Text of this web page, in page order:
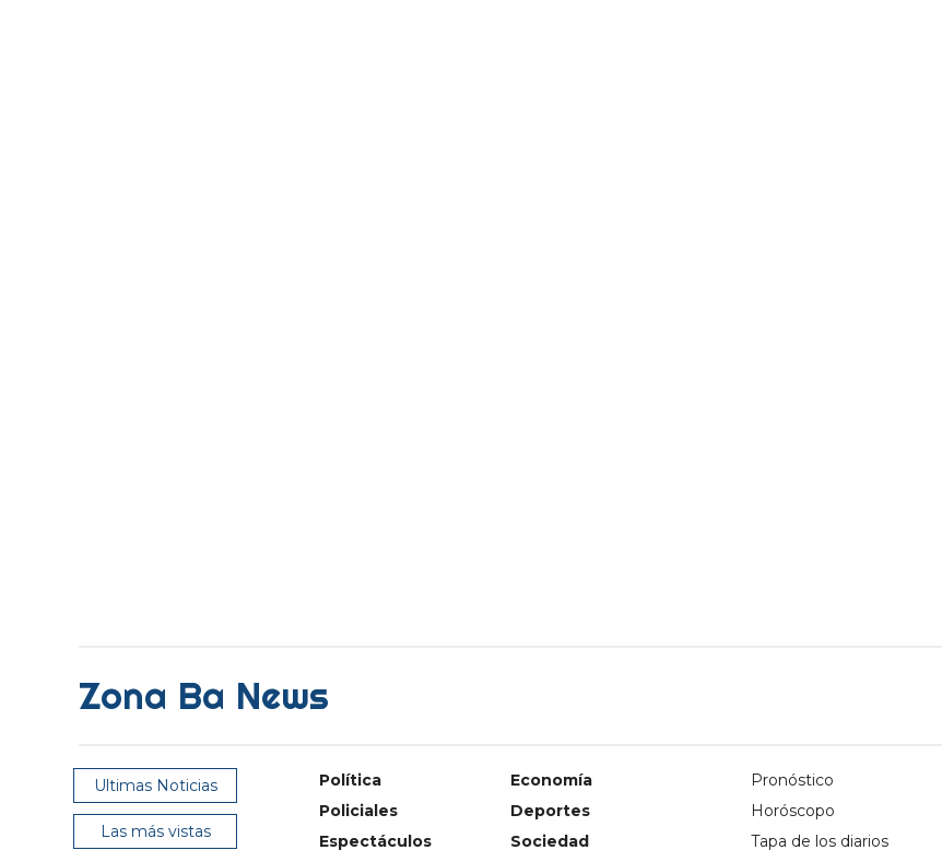
Zona Ba News
Ultimas Noticias
Las más vistas
Política
Economía
Policiales
Deportes
Espectáculos
Sociedad
Pronóstico
Horóscopo
Tapa de los diarios